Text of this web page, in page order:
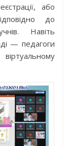
або
до
Навіть
— педагоги